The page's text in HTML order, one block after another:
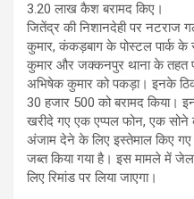
3.20 लाख कैश बरामद किए।
जितेंद्र की निशानदेही पर नटराज
कुमार, कंकड़बाग के पोस्टल पार्क
कुमार और जक्कनपुर थाना के तहत
अभिषेक कुमार को पकड़ा। इनके
30 हजार 500 को बरामद किया।
खरीदे गए एक एप्पल फोन, एक सोने
अंजाम देने के लिए इस्तेमाल किए
जब्त किया गया है। इस मामले में
लिए रिमांड पर लिया जाएगा।